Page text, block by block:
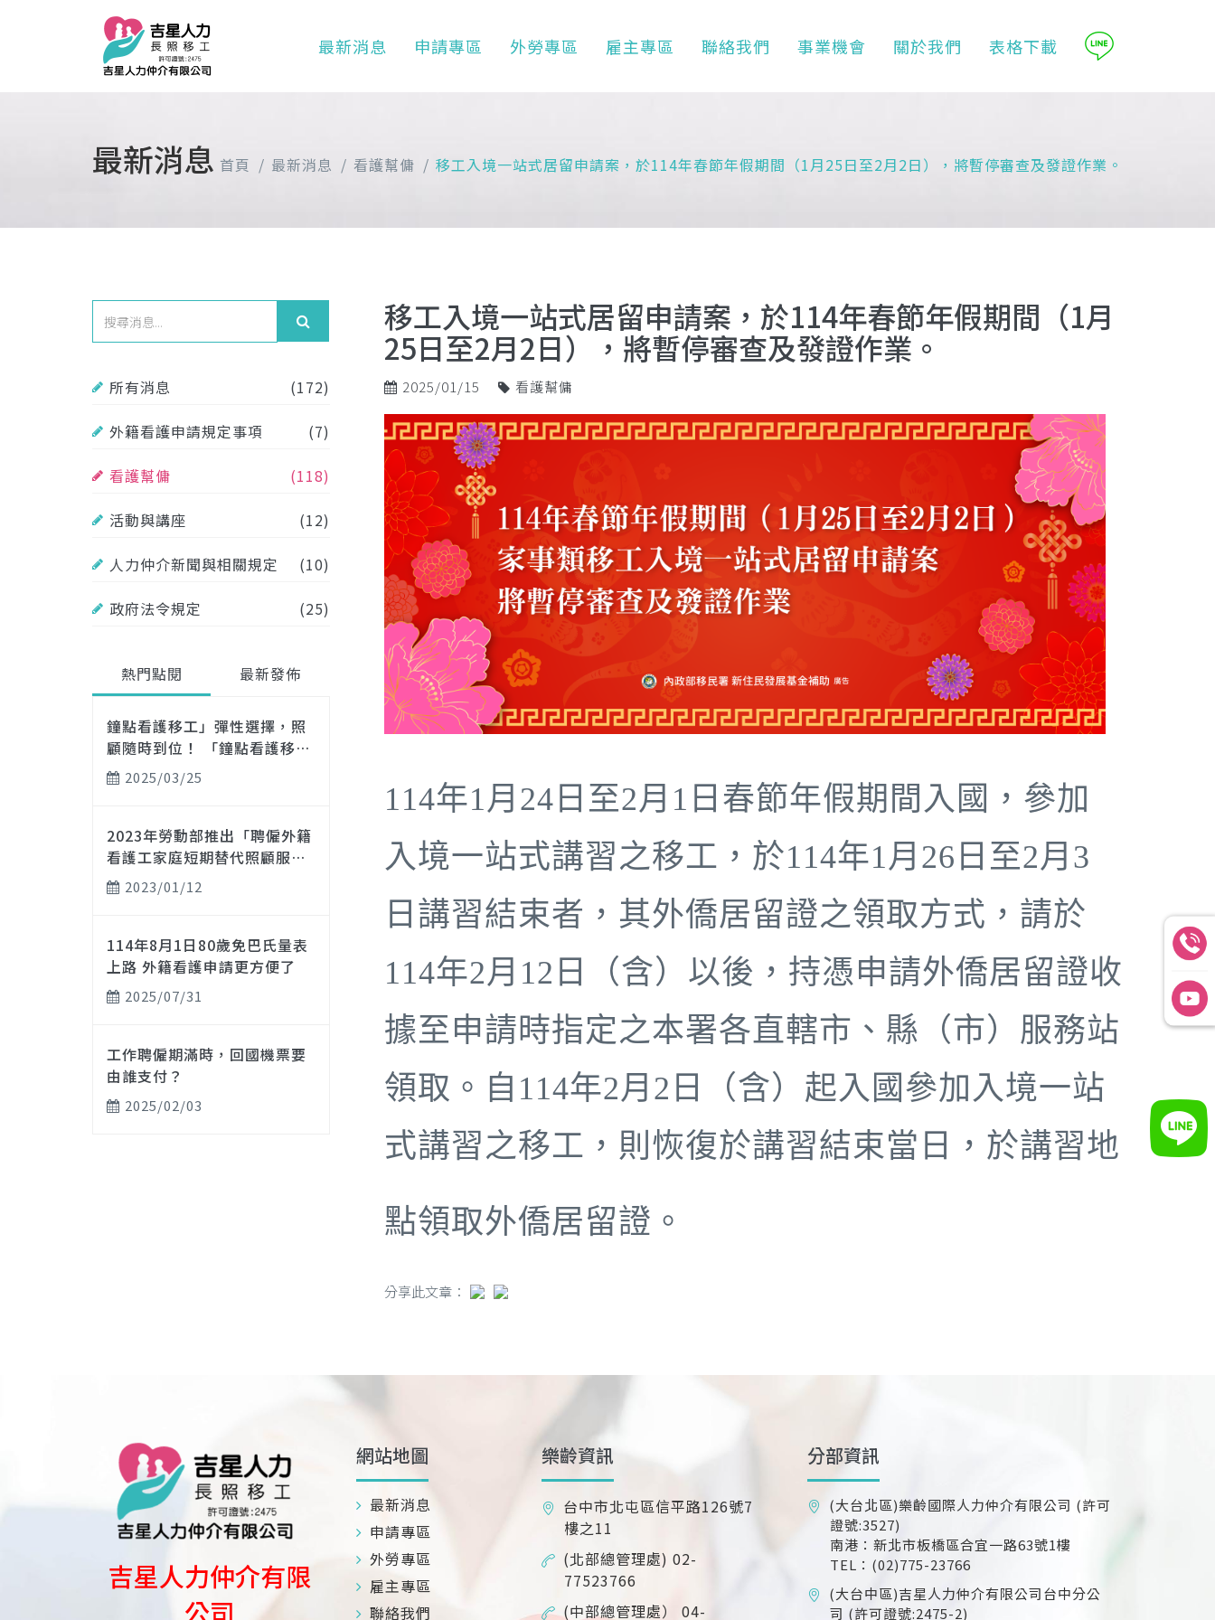
最新消息 申請專區 外勞專區 雇主專區 聯絡我們 事業機會 關於我們 表格下載
最新消息 首頁 最新消息 看護幫傭 移工入境一站式居留申請案，於114年春節年假期間（1月25日至2月2日），將暫停審查及發證作業。
所有消息 (172)
外籍看護申請規定事項 (7)
看護幫傭 (118)
活動與講座 (12)
人力仲介新聞與相關規定 (10)
政府法令規定 (25)
熱門點閱 最新發佈
鐘點看護移工」彈性選擇，照
顧隨時到位！ 「鐘點看護移
工」即時到位，守護每刻需
求！
2025/03/25
2023年勞動部推出「聘僱外籍
看護工家庭短期替代照顧服
務」實施計畫
2023/01/12
114年8月1日80歲免巴氏量表
上路 外籍看護申請更方便了
2025/07/31
工作聘僱期滿時，回國機票要
由誰支付？
2025/02/03
移工入境一站式居留申請案，於114年春節年假期間（1月
25日至2月2日），將暫停審查及發證作業。
2025/01/15 看護幫傭
114年1月24日至2月1日春節年假期間入國，參加
入境一站式講習之移工，於114年1月26日至2月3
日講習結束者，其外僑居留證之領取方式，請於
114年2月12日（含）以後，持憑申請外僑居留證收
據至申請時指定之本署各直轄市、縣（市）服務站
領取。自114年2月2日（含）起入國參加入境一站
式講習之移工，則恢復於講習結束當日，於講習地
點領取外僑居留證。
分享此文章：
吉星人力仲介有限
公司
網站地圖
最新消息
申請專區
外勞專區
雇主專區
聯絡我們
樂齡資訊
台中市北屯區信平路126號7
樓之11
(北部總管理處) 02-
77523766
(中部總管理處） 04-
分部資訊
(大台北區)樂齡國際人力仲介有限公司 (許可
證號:3527)
南港：新北市板橋區合宜一路63號1樓
TEL：(02)775-23766
(大台中區)吉星人力仲介有限公司台中分公
司 (許可證號:2475-2)